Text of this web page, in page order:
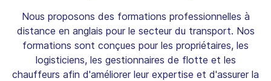
Nous proposons des formations professionnelles à
distance en anglais pour le secteur du transport. Nos
formations sont conçues pour les propriétaires, les
logisticiens, les gestionnaires de flotte et les
chauffeurs afin d'améliorer leur expertise et d'assurer la